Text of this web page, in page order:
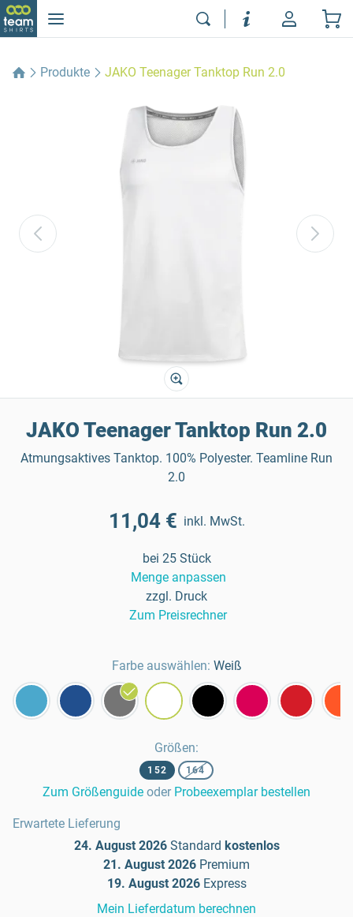
Produkte JAKO Teenager Tanktop Run 2.0
JAKO Teenager Tanktop Run 2.0
Atmungsaktives Tanktop. 100% Polyester. Teamline Run
2.0
11,04 € inkl. MwSt.
bei 25 Stück
Menge anpassen
zzgl. Druck
Zum Preisrechner
Farbe auswählen: Weiß
Größen:
152 164
Zum Größenguide oder Probeexemplar bestellen
Erwartete Lieferung
24. August 2026 Standard kostenlos
21. August 2026 Premium
19. August 2026 Express
Mein Lieferdatum berechnen